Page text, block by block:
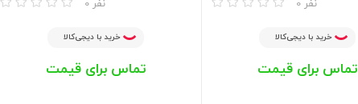
0 نفر
خرید با دیجی‌کالا
تماس برای قیمت
0 نفر
خرید با دیجی‌کالا
تماس برای قیمت